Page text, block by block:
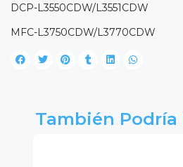
DCP-L3550CDW/L3551CDW
MFC-L3750CDW/L3770CDW
También